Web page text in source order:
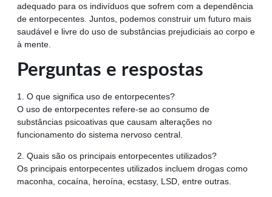
adequado para os indivíduos que sofrem com a dependência
de entorpecentes. Juntos, podemos construir um futuro mais
saudável e livre do uso de substâncias prejudiciais ao corpo e
à mente.
Perguntas e respostas
1. O que significa uso de entorpecentes?
O uso de entorpecentes refere-se ao consumo de
substâncias psicoativas que causam alterações no
funcionamento do sistema nervoso central.
2. Quais são os principais entorpecentes utilizados?
Os principais entorpecentes utilizados incluem drogas como
maconha, cocaína, heroína, ecstasy, LSD, entre outras.